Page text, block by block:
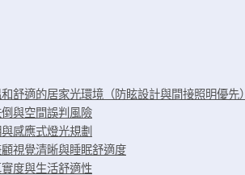
舒適的居家光環境（防眩設計與間接照明優先）
與空間誤判風險
感應式燈光規劃
視覺清晰與睡眠舒適度
度與生活舒適性